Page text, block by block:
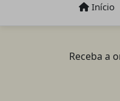
Início
Receba a